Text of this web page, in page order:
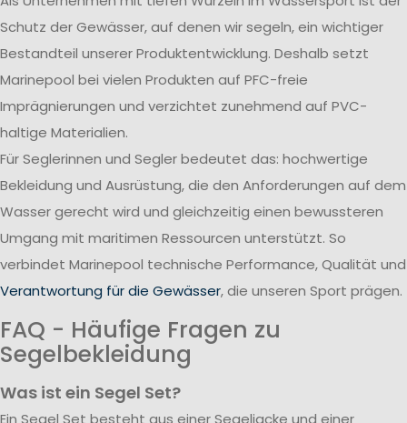
Schutz der Gewässer, auf denen wir segeln, ein wichtiger
Bestandteil unserer Produktentwicklung. Deshalb setzt
Marinepool bei vielen Produkten auf PFC-freie
Imprägnierungen und verzichtet zunehmend auf PVC-
haltige Materialien.
Für Seglerinnen und Segler bedeutet das: hochwertige
Bekleidung und Ausrüstung, die den Anforderungen auf dem
Wasser gerecht wird und gleichzeitig einen bewussteren
Umgang mit maritimen Ressourcen unterstützt. So
verbindet Marinepool technische Performance, Qualität und
Verantwortung für die Gewässer, die unseren Sport prägen.
FAQ - Häufige Fragen zu
Segelbekleidung
Was ist ein Segel Set?
Ein Segel Set besteht aus einer Segeljacke und einer